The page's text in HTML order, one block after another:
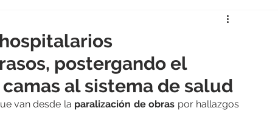
postergando el
al sistema de salud
van desde la paralización de obras por hallazgos